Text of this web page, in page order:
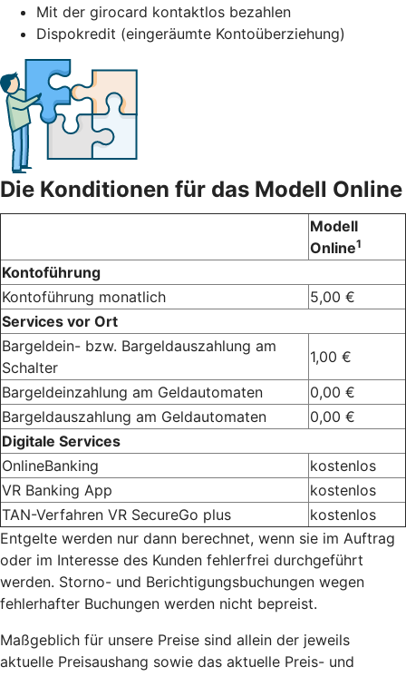
Mit der girocard kontaktlos bezahlen
Dispokredit (eingeräumte Kontoüberziehung)
Die Konditionen für das Modell Online
Modell
Online1
Kontoführung
Kontoführung monatlich
5,00 €
Services vor Ort
Bargeldein- bzw. Bargeldauszahlung am
Schalter
1,00 €
Bargeldeinzahlung am Geldautomaten
0,00 €
Bargeldauszahlung am Geldautomaten
0,00 €
Digitale Services
OnlineBanking
kostenlos
VR Banking App
kostenlos
TAN-Verfahren VR SecureGo plus
kostenlos
Entgelte werden nur dann berechnet, wenn sie im Auftrag
oder im Interesse des Kunden fehlerfrei durchgeführt
werden. Storno- und Berichtigungsbuchungen wegen
fehlerhafter Buchungen werden nicht bepreist.
Maßgeblich für unsere Preise sind allein der jeweils
aktuelle Preisaushang sowie das aktuelle Preis- und